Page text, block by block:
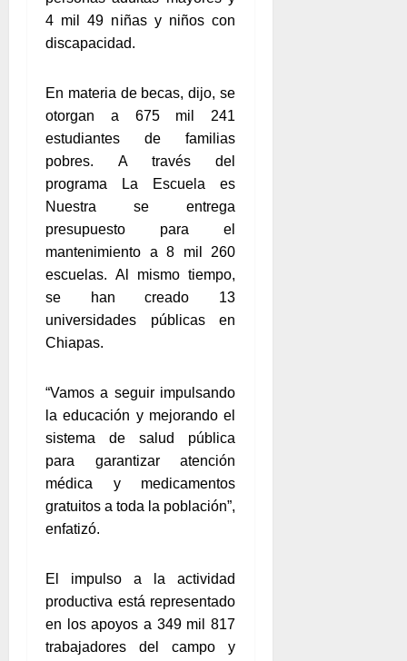
4 mil 49 niñas y niños con
discapacidad.
En materia de becas, dijo, se
otorgan a 675 mil 241
estudiantes de familias
pobres. A través del
programa La Escuela es
Nuestra se entrega
presupuesto para el
mantenimiento a 8 mil 260
escuelas. Al mismo tiempo,
se han creado 13
universidades públicas en
Chiapas.
“Vamos a seguir impulsando
la educación y mejorando el
sistema de salud pública
para garantizar atención
médica y medicamentos
gratuitos a toda la población”,
enfatizó.
El impulso a la actividad
productiva está representado
en los apoyos a 349 mil 817
trabajadores del campo y